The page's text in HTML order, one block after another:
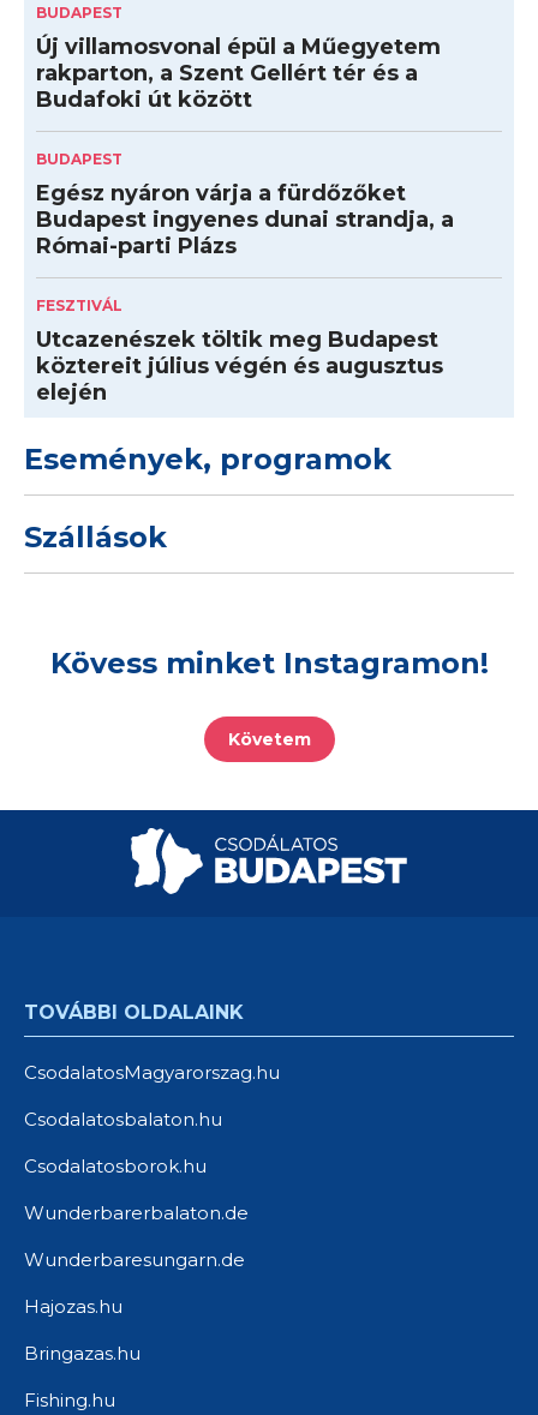
BUDAPEST
Új villamosvonal épül a Műegyetem
rakparton, a Szent Gellért tér és a
Budafoki út között
BUDAPEST
Egész nyáron várja a fürdőzőket
Budapest ingyenes dunai strandja, a
Római-parti Plázs
FESZTIVÁL
Utcazenészek töltik meg Budapest
köztereit július végén és augusztus
elején
Események, programok
Szállások
Kövess minket Instagramon!
Követem
TOVÁBBI OLDALAINK
CsodalatosMagyarorszag.hu
Csodalatosbalaton.hu
Csodalatosborok.hu
Wunderbarerbalaton.de
Wunderbaresungarn.de
Hajozas.hu
Bringazas.hu
Fishing.hu